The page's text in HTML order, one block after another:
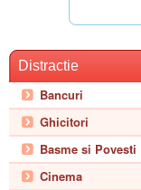
Distractie
Bancuri
Ghicitori
Basme si Povesti
Cinema